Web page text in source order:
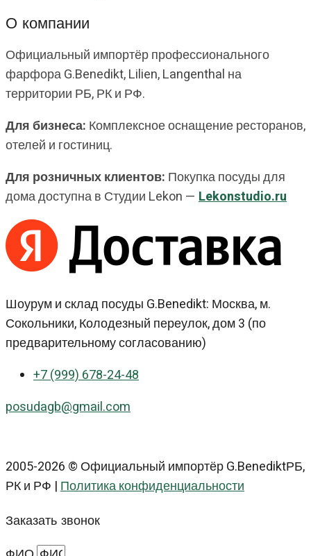
О компании
Официальный импортёр профессионального
фарфора G.Benedikt, Lilien, Langenthal на
территории РБ, РК и РФ.
Для бизнеса: Комплексное оснащение ресторанов,
отелей и гостиниц.
Для розничных клиентов: Покупка посуды для
дома доступна в Студии Lekon — Lekonstudio.ru
Шоурум и склад посуды G.Benedikt: Москва, м.
Сокольники, Колодезный переулок, дом 3 (по
предварительному согласованию)
+7 (999) 678-24-48
posudagb@gmail.com
2005-2026 © Официальный импортёр G.BenediktРБ,
РК и РФ |Политика конфиденциальности
Заказать звонок